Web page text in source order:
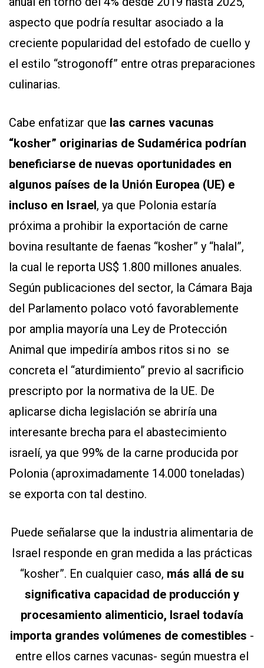
aspecto que podría resultar asociado a la
creciente popularidad del estofado de cuello y
el estilo “strogonoff” entre otras preparaciones
culinarias.
Cabe enfatizar que las carnes vacunas
“kosher” originarias de Sudamérica podrían
beneficiarse de nuevas oportunidades en
algunos países de la Unión Europea (UE) e
incluso en Israel, ya que Polonia estaría
próxima a prohibir la exportación de carne
bovina resultante de faenas “kosher” y “halal”,
la cual le reporta US$ 1.800 millones anuales.
Según publicaciones del sector, la Cámara Baja
del Parlamento polaco votó favorablemente
por amplia mayoría una Ley de Protección
Animal que impediría ambos ritos si no se
concreta el “aturdimiento” previo al sacrificio
prescripto por la normativa de la UE. De
aplicarse dicha legislación se abriría una
interesante brecha para el abastecimiento
israelí, ya que 99% de la carne producida por
Polonia (aproximadamente 14.000 toneladas)
se exporta con tal destino.
Puede señalarse que la industria alimentaria de
Israel responde en gran medida a las prácticas
“kosher”. En cualquier caso, más allá de su
significativa capacidad de producción y
procesamiento alimenticio, Israel todavía
importa grandes volúmenes de comestibles -
entre ellos carnes vacunas- según muestra el